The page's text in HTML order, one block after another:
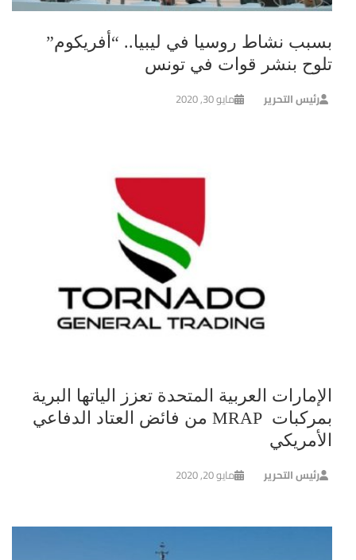
بسبب نشاط روسيا في ليبيا.. “أفريكوم”
تلوح بنشر قوات في تونس
رئيس التحرير مايو 30, 2020
الإمارات العربية المتحدة تعزز الياتها البرية
بمركبات MRAP من فائض العتاد الدفاعي
الأمريكي
رئيس التحرير مايو 20, 2020